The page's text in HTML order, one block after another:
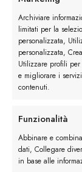
Archiviare
limitati per la
personalizzata,
personalizzata,
Utilizzare profili
e migliorare i
contenuti.
Funzionalità
Abbinare e
dati, Collegare
in base alle
275.00